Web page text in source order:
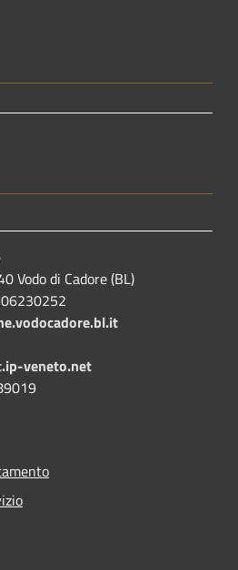
Vodo di Cadore (BL)
veneto.net